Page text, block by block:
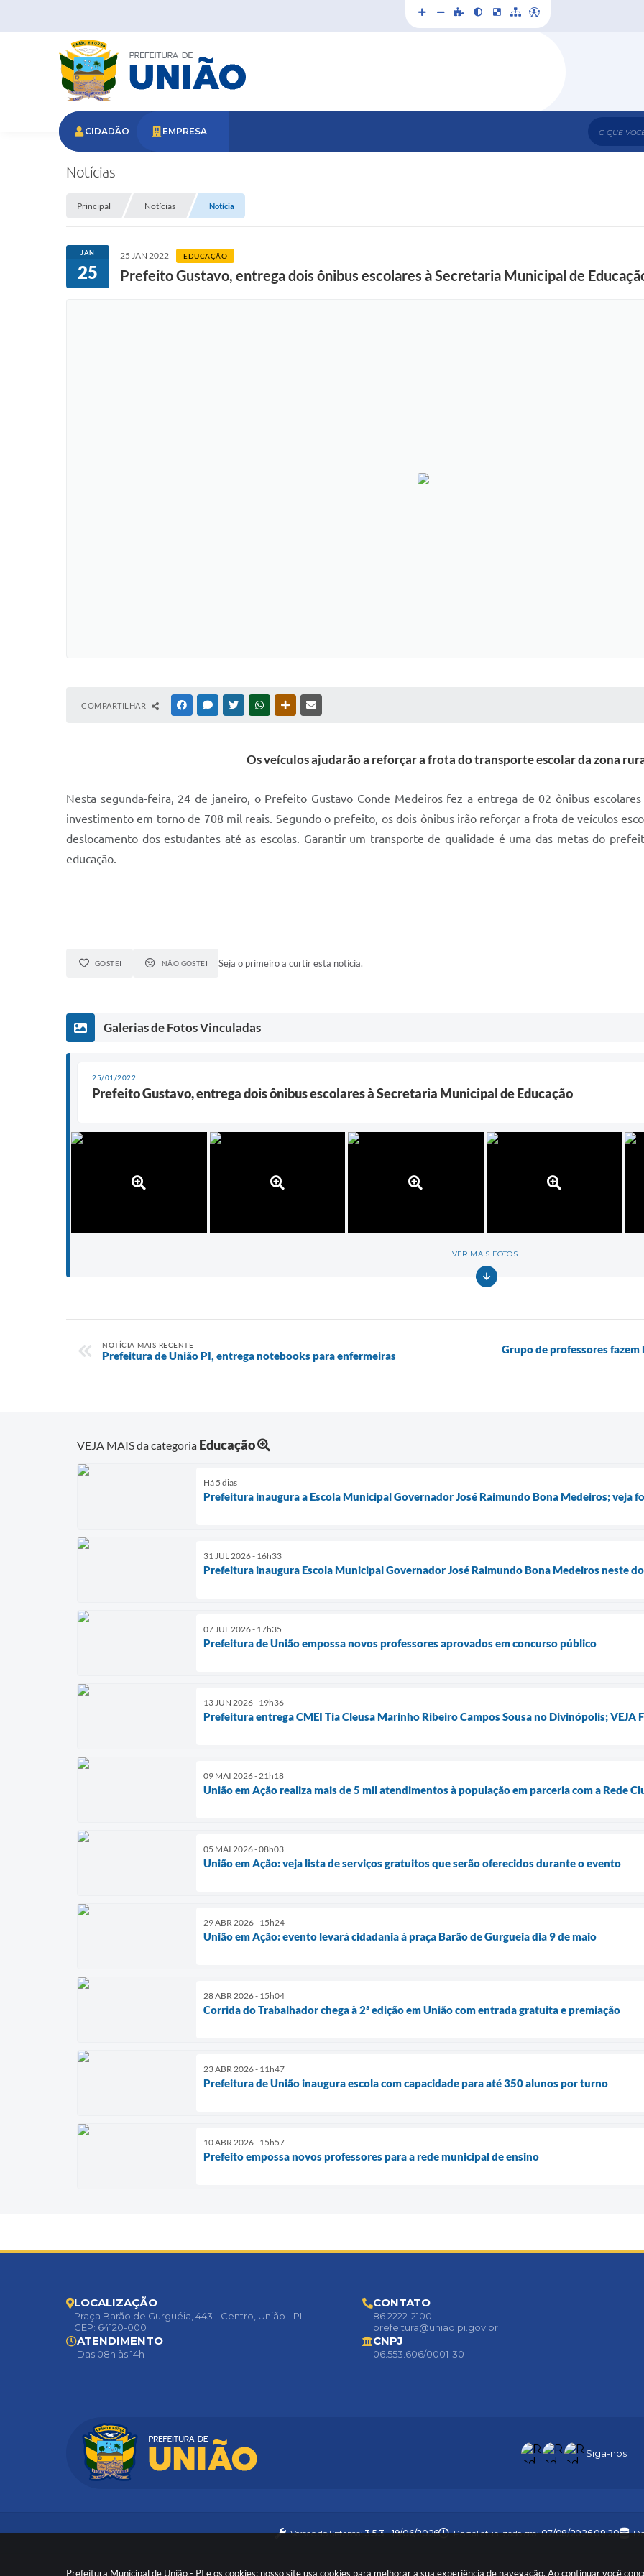
Prefeitura Municipal de União - PI e os cookies: nosso site usa cookies para melhorar a sua experiência de navegação. Ao continuar você
O que
CIDADÃO EMPRESA
Notícias
Principal Notícias Notícia
JAN
25
25 JAN 2022 EDUCAÇÃO
Prefeito Gustavo, entrega dois ônibus escolares à Secretaria Municipal de
COMPARTILHAR FACEBOOKMESSENGER
TWITTERWHATSAPPOUTRAS MÍDIAS
Os veículos ajudarão a reforçar a frota do transporte escolar da zona
Nesta segunda-feira, 24 de janeiro, o Prefeito Gustavo Conde Medeiros fez a entrega de 02 ônibus escolares
investimento em torno de 708 mil reais. Segundo o prefeito, os dois ônibus irão reforçar a frota de veículos
deslocamento dos estudantes até as escolas. Garantir um transporte de qualidade é uma das metas do
educação.
GOSTEI NÃO GOSTEI Seja o primeiro a curtir esta notícia.
Galerias de Fotos Vinculadas
25/01/2022
Prefeito Gustavo, entrega dois ônibus escolares à Secretaria Municipal de Educação
VER MAIS FOTOS
NOTÍCIA MAIS RECENTE
Prefeitura de União PI, entrega notebooks para enfermeiras
Grupo de professores
VEJA MAIS da categoria Educação
Há 5 dias
Prefeitura inaugura a Escola Municipal Governador José Raimundo Bona Medeiros; veja
31 JUL 2026 - 16h33
Prefeitura inaugura Escola Municipal Governador José Raimundo Bona Medeiros neste
07 JUL 2026 - 17h35
Prefeitura de União empossa novos professores aprovados em concurso público
13 JUN 2026 - 19h36
Prefeitura entrega CMEI Tia Cleusa Marinho Ribeiro Campos Sousa no Divinópolis; VEJA
09 MAI 2026 - 21h18
União em Ação realiza mais de 5 mil atendimentos à população em parceria com a Rede
05 MAI 2026 - 08h03
União em Ação: veja lista de serviços gratuitos que serão oferecidos durante o evento
29 ABR 2026 - 15h24
União em Ação: evento levará cidadania à praça Barão de Gurgueia dia 9 de maio
28 ABR 2026 - 15h04
Corrida do Trabalhador chega à 2ª edição em União com entrada gratuita e premiação
23 ABR 2026 - 11h47
Prefeitura de União inaugura escola com capacidade para até 350 alunos por turno
10 ABR 2026 - 15h57
Prefeito empossa novos professores para a rede municipal de ensino
Siga-nos
LOCALIZAÇÃO
Praça Barão de Gurguéia, 443 - Centro, União - PI
CEP: 64120-000
CONTATO
86 2222-2100
prefeitura@uniao.pi.gov.br
ATENDIMENTO
Das 08h às 14h
CNPJ
06.553.606/0001-30
Versão do Sistema:3.5.3 - 19/06/2026 Portal atualizado em:07/08/2026 09:20